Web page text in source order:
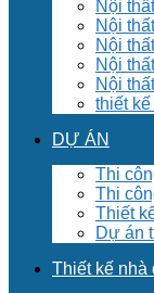
Nội
Nội
Nội
Nội
Nội
thiết
DỰ ÁN
Thi
Thi
Thiết
Dự án
Thiết kế nhà